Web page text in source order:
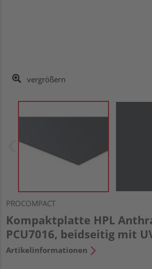
vergrößern
PROCOMPACT
Kompaktplatte HPL
PCU7016, beidseitig mit
Artikelinformationen